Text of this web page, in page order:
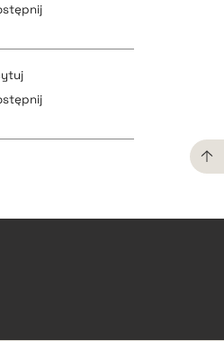
cytat
cytat